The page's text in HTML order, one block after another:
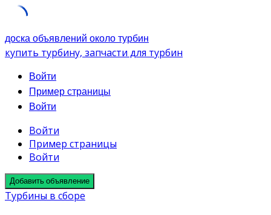
Skip
to
доска объявлений около турбин
купить турбину, запчасти для турбин
Войти
Пример страницы
Войти
Войти
Пример страницы
Войти
Добавить объявление
Турбины в сборе